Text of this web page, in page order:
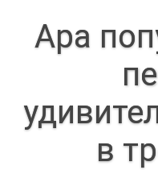
Ара
в